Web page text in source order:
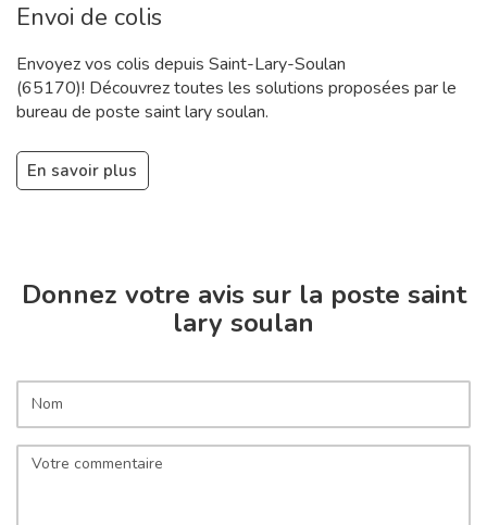
Envoi de colis
Envoyez vos colis depuis Saint-Lary-Soulan
(65170)! Découvrez toutes les solutions proposées par le
bureau de poste saint lary soulan.
En savoir plus
Donnez votre avis sur la poste saint
lary soulan